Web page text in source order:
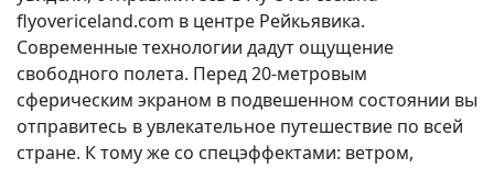
flyovericeland.com в центре Рейкьявика.
Современные технологии дадут ощущение
свободного полета. Перед 20-метровым
сферическим экраном в подвешенном состоянии вы
отправитесь в увлекательное путешествие по всей
стране. К тому же со спецэффектами: ветром,